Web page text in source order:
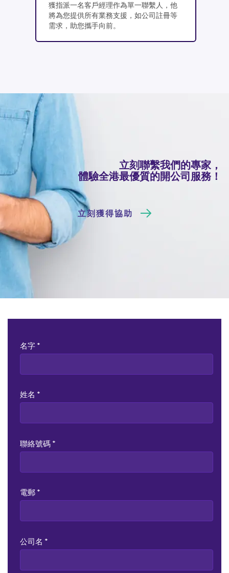
獲指派一名客戶經理作為單一聯繫人，他
將為您提供所有業務支援，如公司註冊等
需求，助您攜手向前。
立刻聯繫我們的專家，
體驗全港最優質的開公司服務！
立刻獲得協助